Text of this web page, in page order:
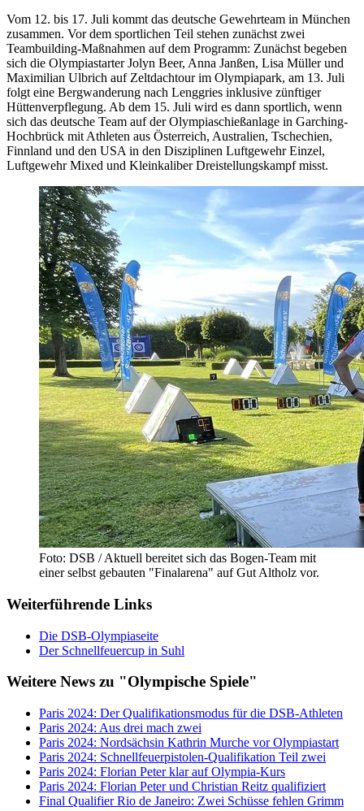
Vom 12. bis 17. Juli kommt das deutsche Gewehrteam in München
zusammen. Vor dem sportlichen Teil stehen zunächst zwei
Teambuilding-Maßnahmen auf dem Programm: Zunächst begeben
sich die Olympiastarter Jolyn Beer, Anna Janßen, Lisa Müller und
Maximilian Ulbrich auf Zeltdachtour im Olympiapark, am 13. Juli
folgt eine Bergwanderung nach Lenggries inklusive zünftiger
Hüttenverpflegung. Ab dem 15. Juli wird es dann sportlich, wenn
sich das deutsche Team auf der Olympiaschießanlage in Garching-
Hochbrück mit Athleten aus Österreich, Australien, Tschechien,
Finnland und den USA in den Disziplinen Luftgewehr Einzel,
Luftgewehr Mixed und Kleinkaliber Dreistellungskampf misst.
Foto: DSB / Aktuell bereitet sich das Bogen-Team mit
einer selbst gebauten "Finalarena" auf Gut Altholz vor.
Weiterführende Links
Die DSB-Olympiaseite
Der Schnellfeuercup in Suhl
Weitere News zu "Olympische Spiele"
Paris 2024: Der Qualifikationsmodus für die DSB-Athleten
Paris 2024: Aus drei mach zwei
Paris 2024: Nordsächsin Kathrin Murche vor Olympiastart
Paris 2024: Schnellfeuerpistolen-Qualifikation Teil zwei
Paris 2024: Florian Peter klar auf Olympia-Kurs
Paris 2024: Florian Peter und Christian Reitz qualifiziert
Final Qualifier Rio de Janeiro: Zwei Schüsse fehlen Grimm